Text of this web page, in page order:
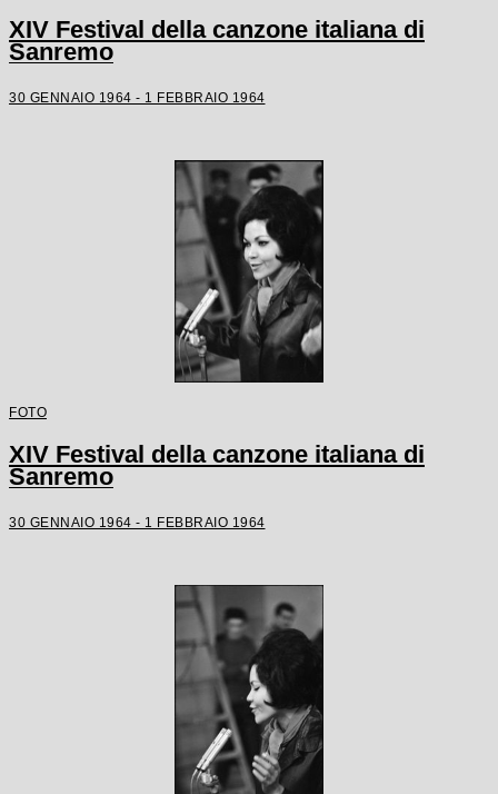
XIV Festival della canzone italiana di
Sanremo
30 GENNAIO 1964 - 1 FEBBRAIO 1964
FOTO
XIV Festival della canzone italiana di
Sanremo
30 GENNAIO 1964 - 1 FEBBRAIO 1964